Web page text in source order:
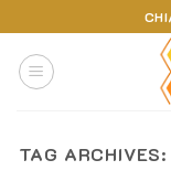
to
content
TAG ARCHIVES: